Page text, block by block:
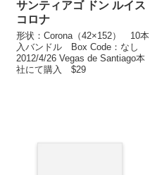
サンティアゴ ドン ルイス
コロナ
形状：Corona（42×152） 10本
入バンドル Box Code：なし
2012/4/26 Vegas de Santiago本
社にて購入 $29